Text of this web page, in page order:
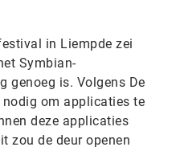
in Liempde zei
Symbian-
genoeg is. Volgens De
om applicaties te
deze applicaties
zou de deur openen